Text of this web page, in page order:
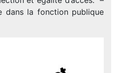
dans la fonction publique